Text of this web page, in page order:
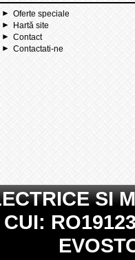
Oferte speciale
Hartă site
Contact
Contactati-ne
SI